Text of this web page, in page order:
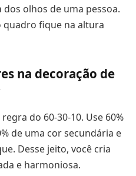
olhos de uma pessoa.
quadro fique na altura
na decoração de
do 60-30-10. Use 60%
de uma cor secundária e
Desse jeito, você cria
e harmoniosa.